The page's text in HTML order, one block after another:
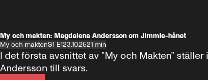
My och makten: Magdalena Andersson om Jimmie-hånet
My och maktenS1 E123.10.2521 min
I det första avsnittet av ”My och Makten”
Andersson till svars.